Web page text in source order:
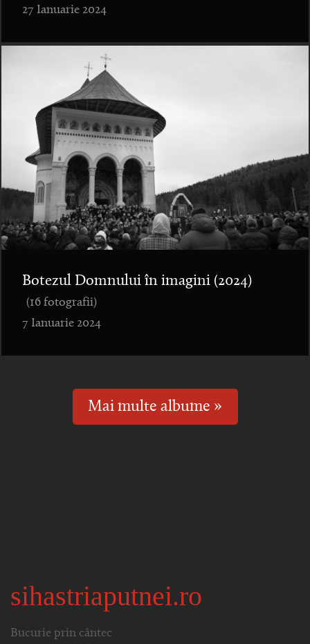
27 Ianuarie 2024
Botezul Domnului în imagini (2024)
(16 fotografii)
7 Ianuarie 2024
Mai multe albume »
sihastriaputnei.ro
Bucurie prin cântec